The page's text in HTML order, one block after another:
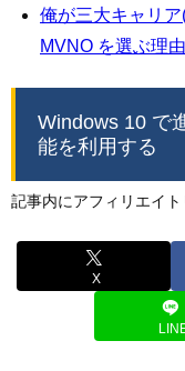
俺が三大キャリ
MVNO を選ぶ理由
Windows 10 で
能を利用する
記事内にアフィリエイ
X